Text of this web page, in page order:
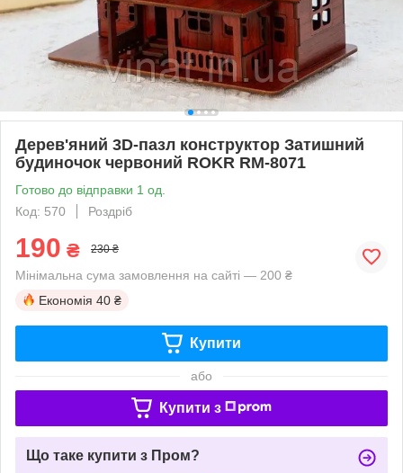
Дерев'яний 3D-пазл конструктор Затишний
будиночок червоний ROKR RM-8071
Готово до відправки 1 од.
Код: 570
Роздріб
190 ₴ 230 ₴
Мінімальна сума замовлення на сайті — 200 ₴
Економія 40 ₴
Купити
або
Купити з
Що таке купити з Пром?